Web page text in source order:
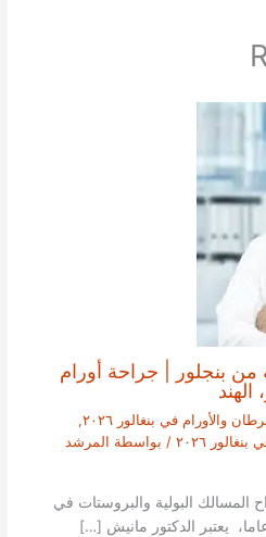
من بنجلور | جراحة أورام
الهند
والأورام في بنغالور ٢٠٢٦
,
٢٠٢٦
/ بواسطة المرشد
البولية والبروستات في